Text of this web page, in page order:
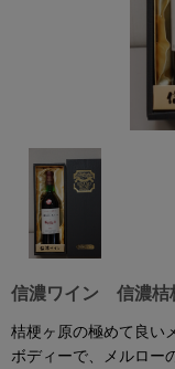
信濃ワイン 信濃桔
桔梗ヶ原の極めて良い
ボディーで、メルロー